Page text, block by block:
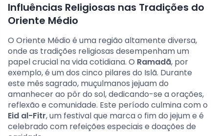
Influências Religiosas nas Tradições do
Oriente Médio
O Oriente Médio é uma região altamente diversa,
onde as tradições religiosas desempenham um
papel crucial na vida cotidiana. O Ramadã, por
exemplo, é um dos cinco pilares do Islã. Durante
este mês sagrado, muçulmanos jejuam do
amanhecer ao pôr do sol, dedicando-se a orações,
reflexão e comunidade. Este período culmina com o
Eid al-Fitr, um festival que marca o fim do jejum e é
celebrado com refeições especiais e doações de